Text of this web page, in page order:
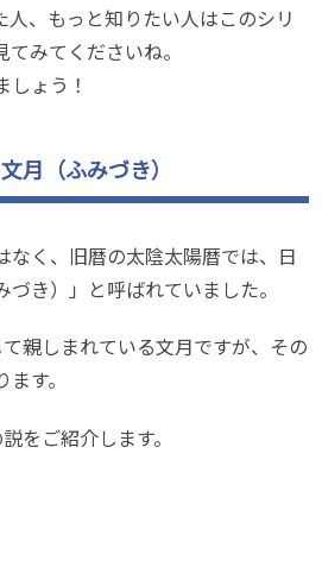
人、もっと知りたい人はこのシリ
みてくださいね。
しょう！
月（ふみづき）
なく、旧暦の太陰太陽暦では、日
き）」と呼ばれていました。
親しまれている文月ですが、その
す。
をご紹介します。